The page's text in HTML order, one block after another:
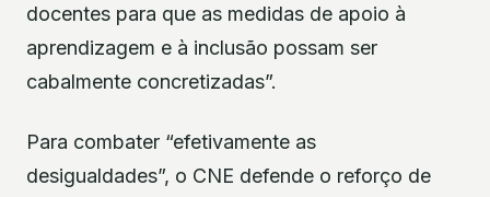
docentes para que as medidas de apoio à
aprendizagem e à inclusão possam ser
cabalmente concretizadas”.
Para combater “efetivamente as
desigualdades”, o CNE defende o reforço de